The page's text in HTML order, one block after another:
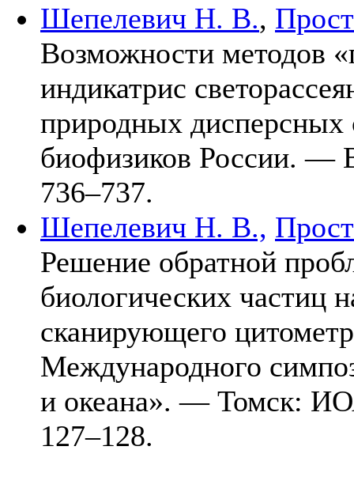
Шепелевич Н. В.,
Возможности методов
индикатрис
природных дисперсных
биофизиков России.
736–737.
Шепелевич Н. В.,
Решение обратной
биологических частиц
сканирующего
Международного
и океана». — Томск:
127–128.